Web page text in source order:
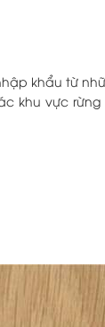
khẩu từ
khu vực rừng